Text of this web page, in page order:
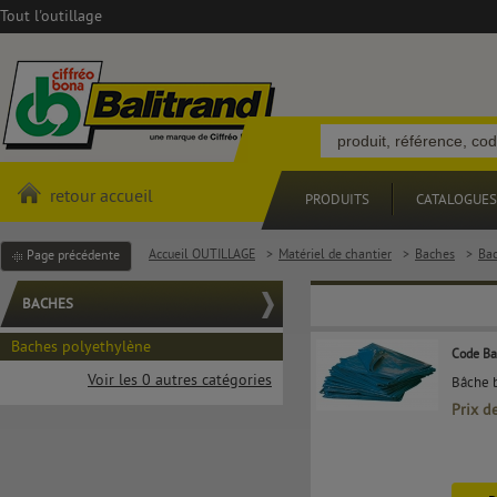
Tout l'outillage
retour accueil PRODUITS CATALOGUES
Page précédente Accueil OUTILLAGE > Matériel de chantier > Baches >
BACHES
Baches polyethylène
Voir les 0 autres catégories
Code
Bâche
Prix